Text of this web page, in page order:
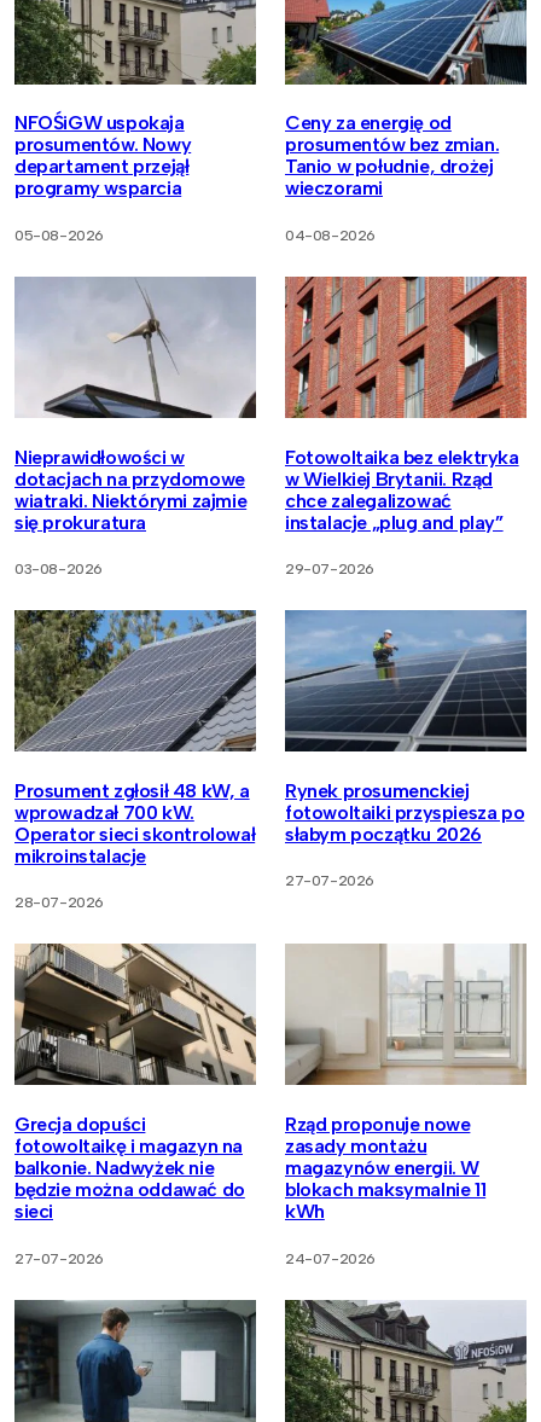
NFOŚiGW uspokaja
prosumentów. Nowy
departament przejął
programy wsparcia
05-08-2026
Ceny za energię od
prosumentów bez zmian.
Tanio w południe, drożej
wieczorami
04-08-2026
Nieprawidłowości w
dotacjach na przydomowe
wiatraki. Niektórymi zajmie
się prokuratura
03-08-2026
Fotowoltaika bez elektryka
w Wielkiej Brytanii. Rząd
chce zalegalizować
instalacje „plug and play”
29-07-2026
Prosument zgłosił 48 kW, a
wprowadzał 700 kW.
Operator sieci skontrolował
mikroinstalacje
28-07-2026
Rynek prosumenckiej
fotowoltaiki przyspiesza po
słabym początku 2026
27-07-2026
Grecja dopuści
fotowoltaikę i magazyn na
balkonie. Nadwyżek nie
będzie można oddawać do
sieci
27-07-2026
Rząd proponuje nowe
zasady montażu
magazynów energii. W
blokach maksymalnie 11
kWh
24-07-2026